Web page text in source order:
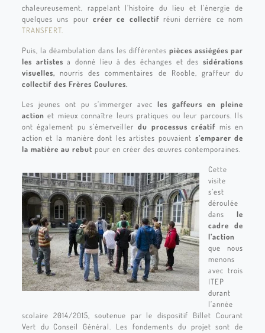
chaleureusement, rappelant l’histoire du lieu et l’énergie de
quelques uns pour créer ce collectifréuni derrière ce nom
TRANSFERT.
Puis, la déambulation dans les différentespièces assiégées par
les artistes a donné lieu à des échanges et dessidérations
visuelles, nourris des commentaires de Rooble, graffeur du
collectif des Frères Coulures.
Les jeunes ont pu s’immerger avecles gaffeurs en pleine
action et mieux connaître leurs pratiques ou leur parcours. Ils
ont également pu s’émerveiller du processus créatif mis en
action et la manière dont les artistes pouvaient s’emparer de
la matière au rebutpour en créer des œuvres contemporaines.
Cette
visite
s’est
déroulée
dansle
cadre de
l’action
que nous
menons
avec trois
ITEP
durant
l’année
scolaire 2014/2015, soutenue par le dispositif Billet Courant
Vert du Conseil Général. Les fondements du projet sont de